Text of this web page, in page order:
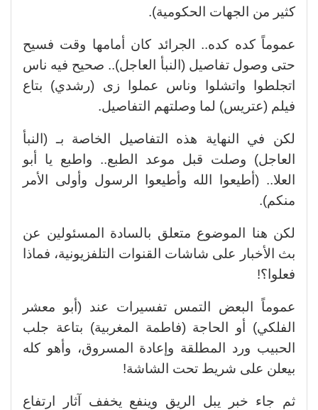
كثير من الجهات الحكومية).
عموماً كده كده.. الجرائد كان أمامها وقت فسيح
حتى وصول تفاصيل (النبأ العاجل).. صحيح فيه ناس
اتجلطوا واتشلوا وناس عملوا زى (رشدي) بتاع
فيلم (عتريس) لما وصلتهم التفاصيل.
لكن في النهاية هذه التفاصيل الخاصة بـ (النبأ
العاجل) وصلت قبل موعد الطبع.. واطبع يا أبو
العلا.. (أطيعوا الله وأطيعوا الرسول وأولى الأمر
منكم).
لكن هنا الموضوع متعلق بالسادة المسئولين عن
بث الأخبار على شاشات القنوات التلفزيونية، فماذا
فعلوا؟!
عموماً البعض التمس تفسيرات عند (أبو معشر
الفلكي) أو الحاجة (فاطمة المغربية) بتاعة جلب
الحبيب ورد المطلقة وإعادة المسروق، وأهو كله
بيعلن على شريط تحت الشاشة!
ثم جاء خبر يبل الريق وينفع يخفف آثار ارتفاع